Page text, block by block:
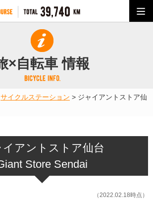
×自転車 情報
サイクルステーション > ジャイアントストア仙
イアントストア仙台
Store Sendai
（2022.02.18時点）